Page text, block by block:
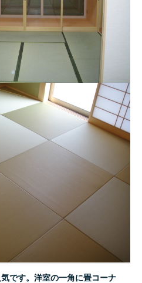
です。洋室の一角に畳コーナ